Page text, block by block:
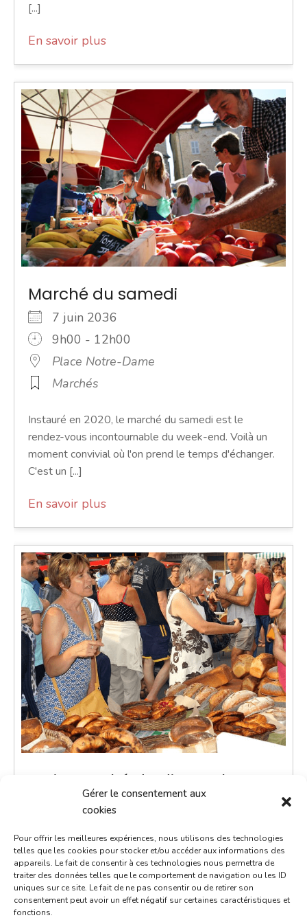
Gérer le consentement aux
cookies
Pour offrir les meilleures expériences, nous utilisons des technologies
telles que les cookies pour stocker et/ou accéder aux informations des
appareils. Le fait de consentir à ces technologies nous permettra de
traiter des données telles que le comportement de navigation ou les ID
uniques sur ce site. Le fait de ne pas consentir ou de retirer son
consentement peut avoir un effet négatif sur certaines caractéristiques et
fonctions.
[...]
En savoir plus
Marché du samedi
7 juin 2036
9h00 - 12h00
Place Notre-Dame
Marchés
Instauré en 2020, le marché du samedi est le
rendez-vous incontournable du week-end. Voilà un
moment convivial où l'on prend le temps d'échanger.
C'est un [...]
En savoir plus
Petit marché du dimanche
8 juin 2036
Place de la République
Marchés
Le petit marché du dimanche est un moment de